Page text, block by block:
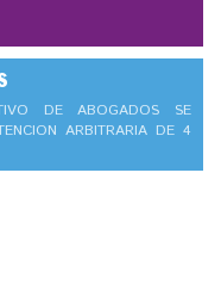
DE ABOGADOS SE
ARBITRARIA DE 4